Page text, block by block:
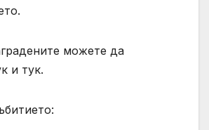
можете да
и тук.